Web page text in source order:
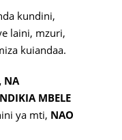
kundini,
laini, mzuri,
kuiandaa.
NA
MBELE
ya mti, NAO